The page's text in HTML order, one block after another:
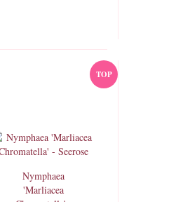
TOP
Nymphaea
'Marliacea